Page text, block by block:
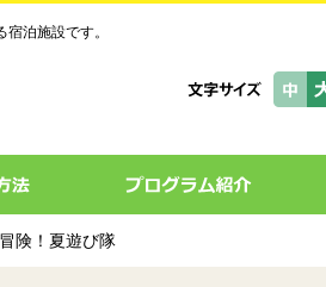
泊施設です。
険！夏遊び隊